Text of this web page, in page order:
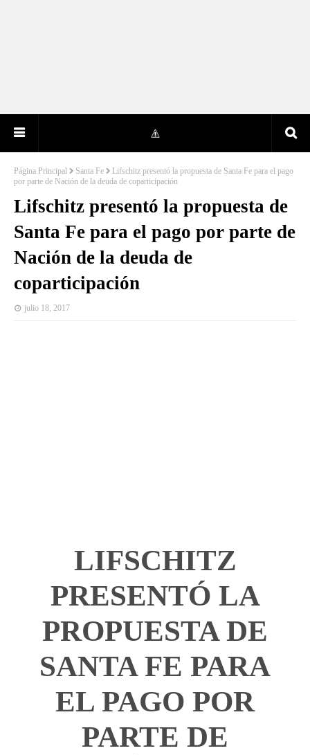
Página Principal Santa Fe
Lifschitz presentó la propuesta de Santa Fe para el pago
por parte de Nación de la deuda de coparticipación
Lifschitz presentó la propuesta de
Santa Fe para el pago por parte de
Nación de la deuda de
coparticipación
julio 18, 2017
LIFSCHITZ
PRESENTÓ LA
PROPUESTA DE
SANTA FE PARA
EL PAGO POR
PARTE DE